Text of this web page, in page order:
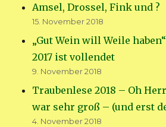
Amsel, Drossel, Fink und ?
15. November 2018
„Gut Wein will Weile
2017 ist vollendet
9. November 2018
Traubenlese 2018 – Oh
war sehr groß – (und erst
4. November 2018